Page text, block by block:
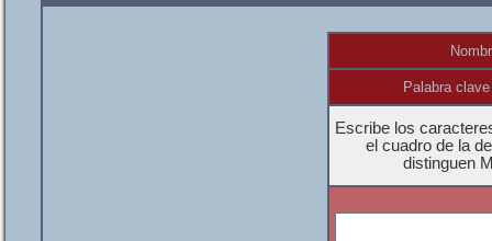
Palabra
Escribe los
el cuadro de la
distinguen